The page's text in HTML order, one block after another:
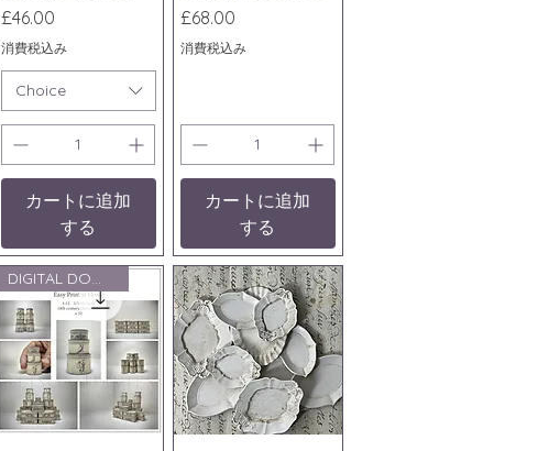
価格
£46.00
消費税込み
Choice
カートに追加
する
価格
£68.00
消費税込み
カートに追加
する